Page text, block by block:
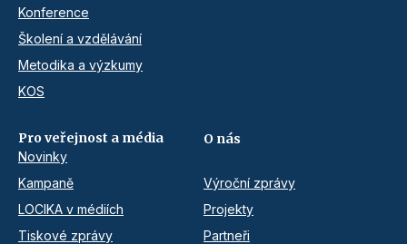
Konference
Školení a vzdělávání
Metodika a výzkumy
KOS
Pro veřejnost a média
Novinky
Kampaně
LOCIKA v médiích
Tiskové zprávy
O nás
Výroční zprávy
Projekty
Partneři